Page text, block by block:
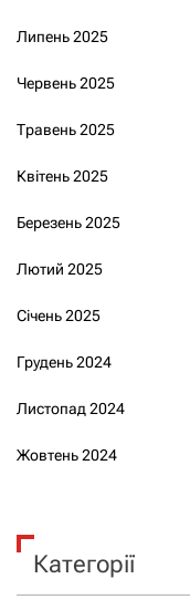
Липень 2025
Червень 2025
Травень 2025
Квітень 2025
Березень 2025
Лютий 2025
Січень 2025
Грудень 2024
Листопад 2024
Жовтень 2024
Категорії